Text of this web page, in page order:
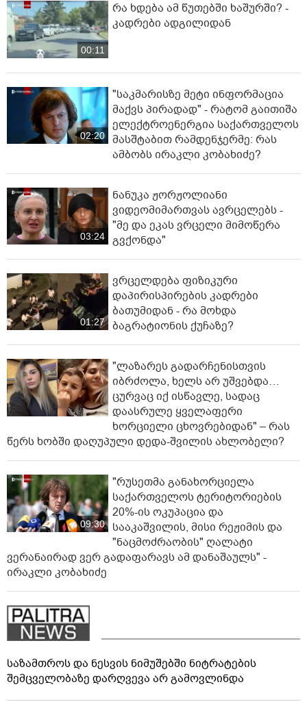
00:11
რა ხდება ამ წუთებში ხაშურში? -
კადრები ადგილიდან
02:20
"საკმარისზე მეტი ინფორმაცია
მაქვს პირადად" - რატომ გაითიშა
ელექტროენერგია საქართველოს
მასშტაბით რამდენჯერმე: რას
ამბობს ირაკლი კობახიძე?
03:24
ნანუკა ჟორჟოლიანი
ვიდეომიმართვას ავრცელებს -
"მე და ეკას ვრცელი მიმოწერა
გვქონდა"
01:27
ვრცელდება ფიზიკური
დაპირისპირების კადრები
ბათუმიდან - რა მოხდა
ბაგრატიონის ქუჩაზე?
"ლაზარეს გადარჩენისთვის
იბრძოლა, ხელს არ უშვებდა…
ცურვაც იქ ისწავლე, სადაც
დაასრულე ყველაფერი
ხორციელი ცხოვრებიდან" – რას
წერს ხობში დაღუპული დედა-შვილის ახლობელი?
09:30
"რუსეთმა განახორციელა
საქართველოს ტერიტორიების
20%-ის ოკუპაცია და
სააკაშვილის, მისი რეჟიმის და
"ნაცმოძრაობის" ღალატი
ვერანაირად ვერ გადაფარავს ამ დანაშაულს" -
ირაკლი კობახიძე
საზამთროს და ნესვის ნიმუშებში ნიტრატების
შემცველობაზე დარღვევა არ გამოვლინდა